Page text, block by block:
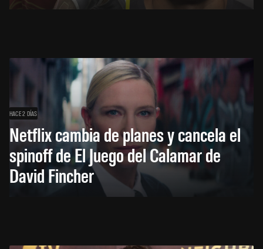
HACE 2 DÍAS
Netflix cambia de planes y cancela el
spinoff de El Juego del Calamar de
David Fincher